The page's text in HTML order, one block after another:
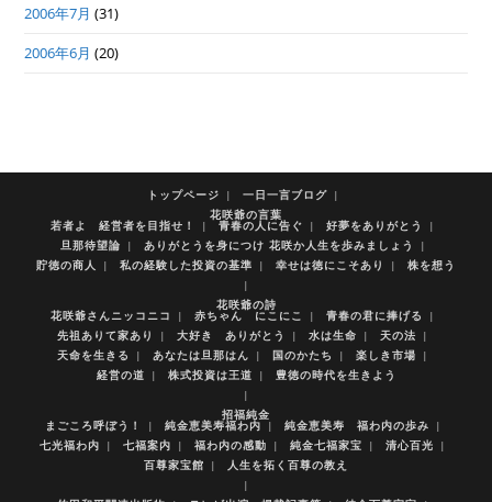
2006年7月 (31)
2006年6月 (20)
トップページ
一日一言ブログ
花咲爺の言葉
若者よ 経営者を目指せ！ 青春の人に告ぐ
好夢をありがとう
旦那待望論
ありがとうを身につけ 花咲か人生を歩みましょう
貯徳の商人
私の経験した投資の基準 幸せは徳にこそあり 株を想う
花咲爺の詩
花咲爺さんニッコニコ 赤ちゃん にこにこ
青春の君に捧げる
先祖ありて家あり
大好き ありがとう 水は生命
天の法
天命を生きる
あなたは旦那はん 国のかたち
楽しき市場
経営の道
株式投資は王道 豊徳の時代を生きよう
招福純金
まごころ呼ぼう！ 純金恵美寿福わ内
純金恵美寿 福わ内の歩み
七光福わ内
七福案内 福わ内の感動 純金七福家宝
清心百光
百尊家宝館
人生を拓く百尊の教え